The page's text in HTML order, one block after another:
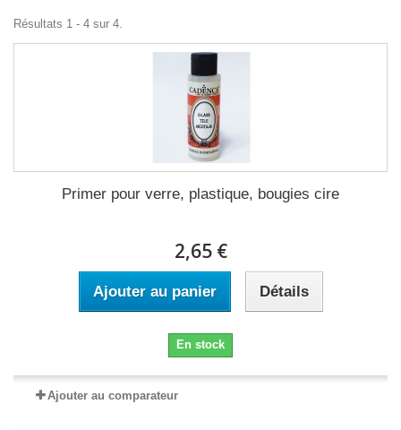
Résultats 1 - 4 sur 4.
Primer pour verre, plastique, bougies cire
2,65 €
Ajouter au panier Détails
En stock
Ajouter au comparateur